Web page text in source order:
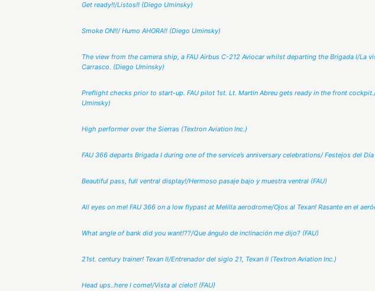
Get ready!!/Listos!! (Diego Uminsky)
Smoke ON!!/ Humo AHORA!! (Diego Uminsky)
The view from the camera ship, a FAU Airbus C-212 Aviocar whilst departing the Brigada I/La
Carrasco. (Diego Uminsky)
Preflight checks prior to start-up. FAU pilot 1st. Lt. Martin Abreu gets ready in the front
Uminsky)
High performer over the Sierras (Textron Aviation Inc.)
FAU 366 departs Brigada I during one of the service’s anniversary celebrations/ Festejos del
Beautiful pass, full ventral display!/Hermoso pasaje bajo y muestra ventral (FAU)
All eyes on me! FAU 366 on a low flypast at Melilla aerodrome/Ojos al Texan! Rasante en el
What angle of bank did you want!??/Que ángulo de inclinación me dijo? (FAU)
21st. century trainer! Texan II/Entrenador del siglo 21, Texan II (Textron Aviation Inc.)
Head ups..here I come!/Vista al cielo!! (FAU)